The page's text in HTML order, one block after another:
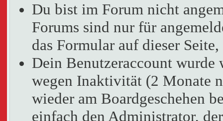
Du bist im Forum nicht
Forums sind nur für
das Formular auf dieser
Dein Benutzeraccount wurde
wegen Inaktivität (2 Monate
wieder am Boardgeschehen
einfach den Administrator,